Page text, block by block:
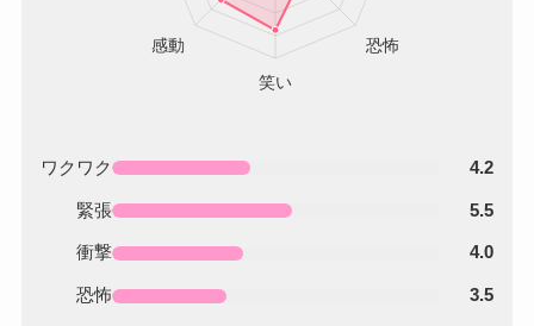
ワクワク 4.2
緊張 5.5
衝撃 4.0
恐怖 3.5